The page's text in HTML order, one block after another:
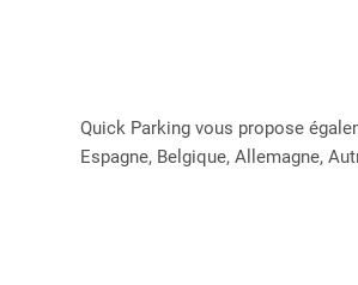
Quick Parking vous propose
Espagne, Belgique, Allemagne,